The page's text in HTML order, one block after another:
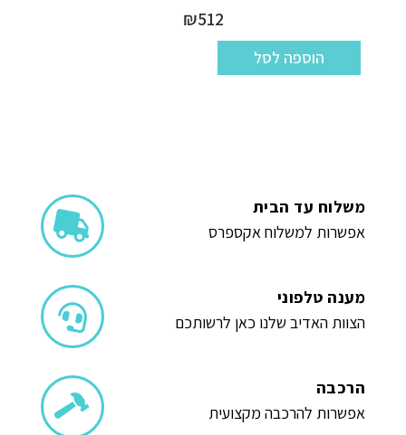
₪512
הוספה לסל
משלוח עד הבית
אפשרות למשלוח אקספרס
מענה טלפוני
הצוות האדיב שלנו כאן לרשותכם
הרכבה
אפשרות להרכבה מקצועית